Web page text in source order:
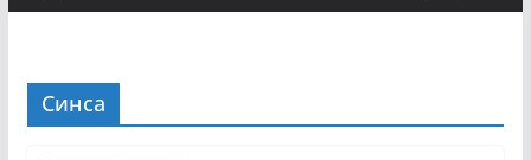
Синса